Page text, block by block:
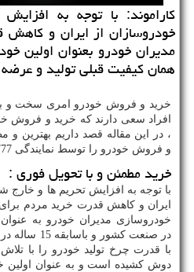
كاراموند: با توجه به
خودروسازان از ایران و
مدیران خودرو بعنوان اولین
همان كیفیت قبلی تولید و
خرید و فروش خودرو امری سخت و
افراد سعی دارند که خرید و فروش
، در این مقاله قصد داریم بهترین
و فروش خودرو را توسط نمایندگی 777 مدیران خودرو معرفی کنیم.
خرید مطمئن و با تحویل فوری :
با توجه به افزایش تحریم ها و خارج
ایران و کاهش قدرت خرید مردم
خودروسازی مدیران خودرو به
در صنعت
با قدرت چرخ تولید خودرو را با
دوش کشیده است و به عنوان اولین